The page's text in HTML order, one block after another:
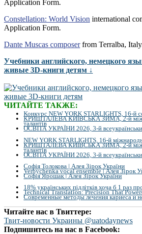
Application Form.
Constellation: World Vision international
Application Form.
Dante Muscas composerfrom Terralba,
Учебники английского, немецкого
живые 3D-книги детям ↓
ЧИТАЙТЕ ТАКЖЕ:
Конкурс NEW YORK STARLIGHTS, 16-й
КРИШТАЛЕВА КИЇВСЬКА ЗИМА, 2-й
талантів
ОСВІТА УКРАЇНИ 2026, 3-й
NEW YORK STARLIGHTS, 16-й
КРИШТАЛЕВА КИЇВСЬКА ЗИМА, 2-й
талантів
ОСВІТА УКРАЇНИ 2026, 3-й
Софія Толокова | Алея Зірок України
Verbychenka vocal ensemble | Алея Зірок
Софія Ярошак | Алея Зірок України
18% українських підлітків хоча б 1 раз
Technical Translation: Precision That
Современные методы лечения кариеса и
Читайте нас в Твиттере:
Твит-новости Украины @uatodaynews
Подпишитесь на нас в Facebook: